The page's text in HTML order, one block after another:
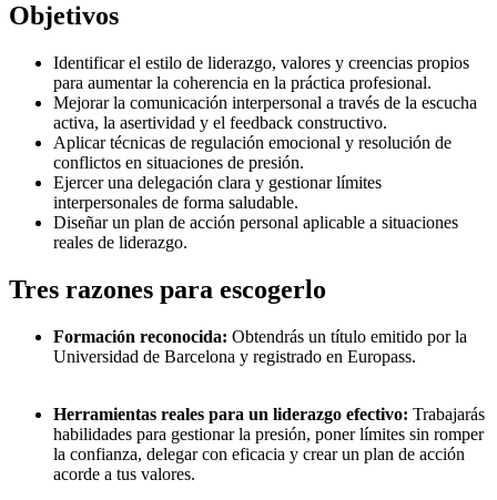
Objetivos
Identificar el estilo de liderazgo, valores y creencias propios
para aumentar la coherencia en la práctica profesional.
Mejorar la comunicación interpersonal a través de la escucha
activa, la asertividad y el feedback constructivo.
Aplicar técnicas de regulación emocional y resolución de
conflictos en situaciones de presión.
Ejercer una delegación clara y gestionar límites
interpersonales de forma saludable.
Diseñar un plan de acción personal aplicable a situaciones
reales de liderazgo.
Tres razones para escogerlo
Formación reconocida: Obtendrás un título emitido por la
Universidad de Barcelona y registrado en Europass.
Herramientas reales para un liderazgo efectivo: Trabajarás
habilidades para gestionar la presión, poner límites sin romper
la confianza, delegar con eficacia y crear un plan de acción
acorde a tus valores.